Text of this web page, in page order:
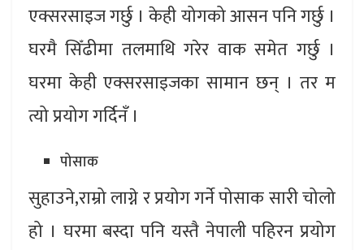
एक्सरसाइज गर्छु । केही योगको आसन पनि गर्छु ।
घरमै सिँढीमा तलमाथि गरेर वाक समेत गर्छु ।
घरमा केही एक्सरसाइजका सामान छन् । तर म
त्यो प्रयोग गर्दिनँ ।
पोसाक
सुहाउने,राम्रो लाग्ने र प्रयोग गर्ने पोसाक सारी चोलो
हो । घरमा बस्दा पनि यस्तै नेपाली पहिरन प्रयोग